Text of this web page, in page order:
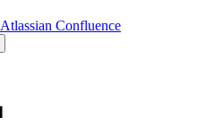
Atlassian Confluence